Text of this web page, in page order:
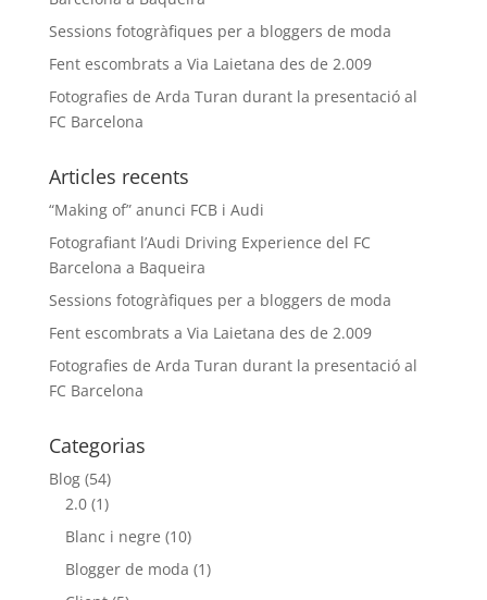
Sessions fotogràfiques per a bloggers de moda
Fent escombrats a Via Laietana des de 2.009
Fotografies de Arda Turan durant la presentació al
FC Barcelona
Articles recents
“Making of” anunci FCB i Audi
Fotografiant l’Audi Driving Experience del FC
Barcelona a Baqueira
Sessions fotogràfiques per a bloggers de moda
Fent escombrats a Via Laietana des de 2.009
Fotografies de Arda Turan durant la presentació al
FC Barcelona
Categorias
Blog(54)
2.0(1)
Blanc i negre (10)
Blogger de moda (1)